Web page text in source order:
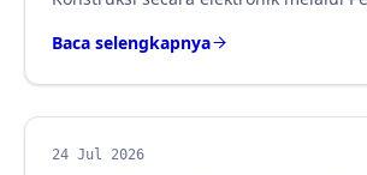
Baca selengkapnya
BERITA
24 Jul 2026